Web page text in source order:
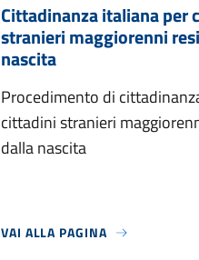
Cittadinanza italiana per
stranieri maggiorenni
nascita
Procedimento di
cittadini stranieri
dalla nascita
VAI ALLA PAGINA